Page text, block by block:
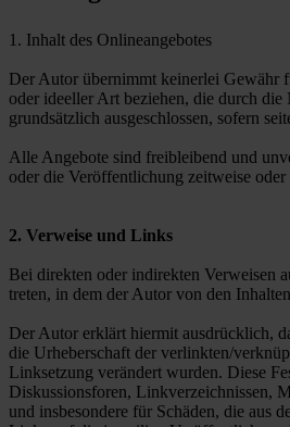
1. Inhalt des Onlineangebotes
Der Autor übernimmt keinerlei Gewähr
oder ideeller Art beziehen, die durch
grundsätzlich ausgeschlossen, sofern
Alle Angebote sind freibleibend und
oder die Veröffentlichung zeitweise
2. Verweise und Links
Bei direkten oder indirekten Verweisen
treten, in dem der Autor von den
Der Autor erklärt hiermit ausdrücklich,
die Urheberschaft der verlinkten/
Linksetzung verändert wurden. Diese
Diskussionsforen, Linkverzeichnissen,
und insbesondere für Schäden, die aus